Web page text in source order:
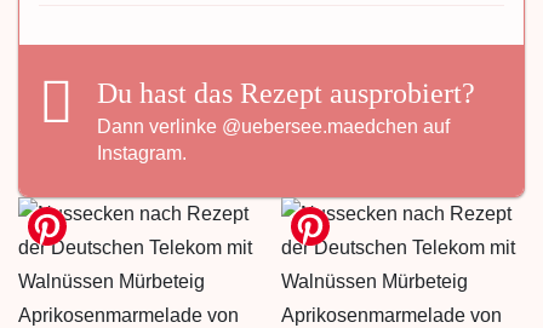
Du hast das Rezept ausprobiert?
Dann verlinke @uebersee.maedchen auf
Instagram.